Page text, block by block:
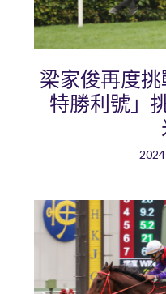
梁家俊再度
特勝利號」
2024